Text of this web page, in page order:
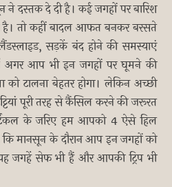
ने दस्तक दे दी है। कई जगहों पर बारिश
है। तो कहीं बादल आफत बनकर बरसते
सड़कें बंद होने की समस्याएं
आप भी इन जगहों पर घूमने की
को टालना बेहतर होगा। लेकिन अच्छी
पूरी तरह से कैंसिल करने की जरूरत
के जरिए हम आपको 4 ऐसे हिल
मानसून के दौरान आप इन जगहों को
जगहें सेफ भी हैं और आपकी ट्रिप भी